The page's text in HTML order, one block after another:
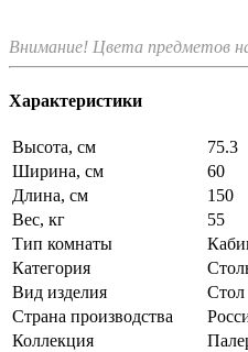
Внимание! Цвета предметов
Характеристики
Высота, см
75.3
Ширина, см
60
Длина, см
150
Вес, кг
55
Тип комнаты
Категория
Вид изделия
Страна производства
Коллекция